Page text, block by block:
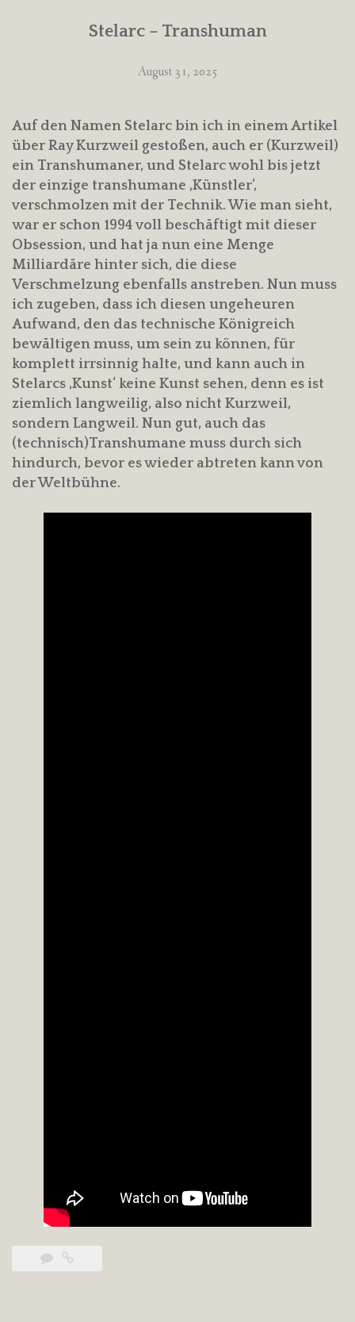
Stelarc – Transhuman
August 31, 2025
Auf den Namen Stelarc bin ich in einem Artikel
über Ray Kurzweil gestoßen, auch er (Kurzweil)
ein Transhumaner, und Stelarc wohl bis jetzt
der einzige transhumane ‚Künstler‘,
verschmolzen mit der Technik. Wie man sieht,
war er schon 1994 voll beschäftigt mit dieser
Obsession, und hat ja nun eine Menge
Milliardäre hinter sich, die diese
Verschmelzung ebenfalls anstreben. Nun muss
ich zugeben, dass ich diesen ungeheuren
Aufwand, den das technische Königreich
bewältigen muss, um sein zu können, für
komplett irrsinnig halte, und kann auch in
Stelarcs ‚Kunst‘ keine Kunst sehen, denn es ist
ziemlich langweilig, also nicht Kurzweil,
sondern Langweil. Nun gut, auch das
(technisch)Transhumane muss durch sich
hindurch, bevor es wieder abtreten kann von
der Weltbühne.